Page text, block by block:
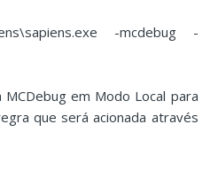
-mcdebug -
em Modo Local para
que será acionada através